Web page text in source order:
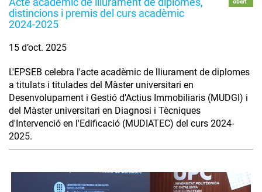
distincions i premis del curs acadèmic
2024-2025
15 d’oct. 2025
L'EPSEB celebra l'acte acadèmic de lliurament de diplomes
a titulats i titulades del Màster universitari en
Desenvolupament i Gestió d'Actius Immobiliaris (MUDGI) i
del Màster universitari en Diagnosi i Tècniques
d'Intervenció en l'Edificació (MUDIATEC) del curs 2024-
2025.